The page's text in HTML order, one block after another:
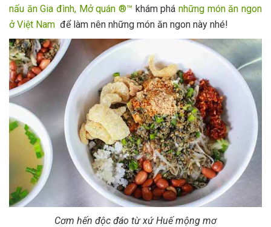
nấu ăn Gia đình, Mở quán ®™ khám phá những món ăn ngon
ở Việt Nam để làm nên những món ăn ngon này nhé!
Cơm hến độc đáo từ xứ Huế mộng mơ